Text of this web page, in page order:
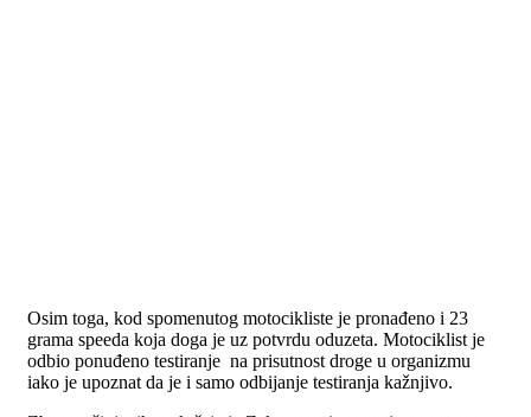
Osim toga, kod spomenutog motocikliste je pronađeno i 23
grama speeda koja doga je uz potvrdu oduzeta. Motociklist je
odbio ponuđeno testiranje na prisutnost droge u organizmu
iako je upoznat da je i samo odbijanje testiranja kažnjivo.